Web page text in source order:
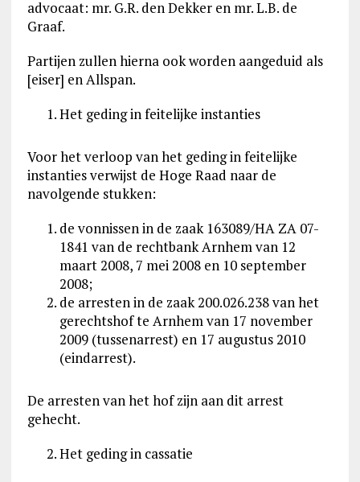
advocaat: mr. G.R. den Dekker en mr. L.B. de
Graaf.
Partijen zullen hierna ook worden aangeduid als
[eiser] en Allspan.
Het geding in feitelijke instanties
Voor het verloop van het geding in feitelijke
instanties verwijst de Hoge Raad naar de
navolgende stukken:
de vonnissen in de zaak 163089/HA ZA 07-
1841 van de rechtbank Arnhem van 12
maart 2008, 7 mei 2008 en 10 september
2008;
de arresten in de zaak 200.026.238 van het
gerechtshof te Arnhem van 17 november
2009 (tussenarrest) en 17 augustus 2010
(eindarrest).
De arresten van het hof zijn aan dit arrest
gehecht.
Het geding in cassatie